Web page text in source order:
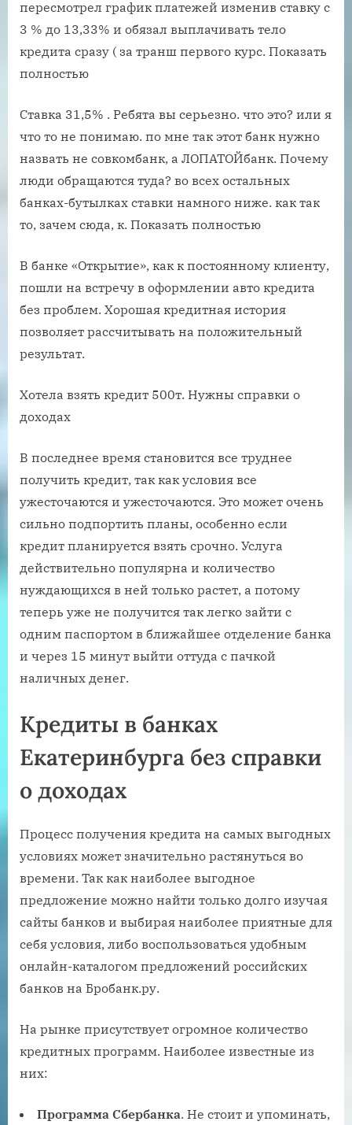
пересмотрел график платежей изменив ставку с
3 % до 13,33% и обязал выплачивать тело
кредита сразу ( за транш первого курс. Показать
полностью
Ставка 31,5% . Ребята вы серьезно. что это? или я
что то не понимаю. по мне так этот банк нужно
назвать не совкомбанк, а ЛОПАТОЙбанк. Почему
люди обращаются туда? во всех остальных
банках-бутылках ставки намного ниже. как так
то, зачем сюда, к. Показать полностью
В банке «Открытие», как к постоянному клиенту,
пошли на встречу в оформлении авто кредита
без проблем. Хорошая кредитная история
позволяет рассчитывать на положительный
результат.
Хотела взять кредит 500т. Нужны справки о
доходах
В последнее время становится все труднее
получить кредит, так как условия все
ужесточаются и ужесточаются. Это может очень
сильно подпортить планы, особенно если
кредит планируется взять срочно. Услуга
действительно популярна и количество
нуждающихся в ней только растет, а потому
теперь уже не получится так легко зайти с
одним паспортом в ближайшее отделение банка
и через 15 минут выйти оттуда с пачкой
наличных денег.
Кредиты в банках
Екатеринбурга без справки
о доходах
Процесс получения кредита на самых выгодных
условиях может значительно растянуться во
времени. Так как наиболее выгодное
предложение можно найти только долго изучая
сайты банков и выбирая наиболее приятные для
себя условия, либо воспользоваться удобным
онлайн-каталогом предложений российских
банков на Бробанк.ру.
На рынке присутствует огромное количество
кредитных программ. Наиболее известные из
них:
Программа Сбербанка. Не стоит и упоминать,